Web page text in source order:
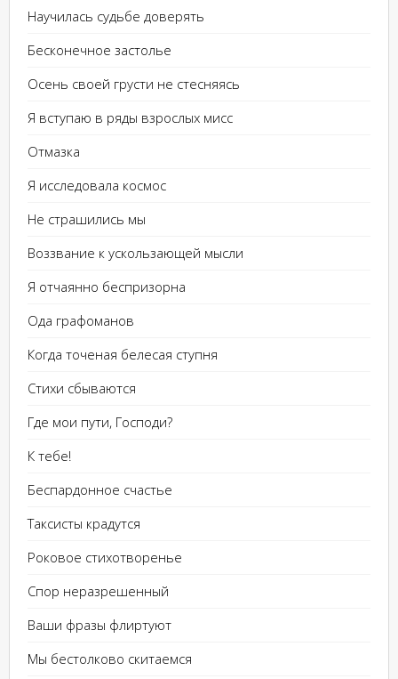
Научилась судьбе доверять
Бесконечное застолье
Осень своей грусти не стесняясь
Я вступаю в ряды взрослых мисс
Отмазка
Я исследовала космос
Не страшились мы
Воззвание к ускользающей мысли
Я отчаянно беспризорна
Ода графоманов
Когда точеная белесая ступня
Стихи сбываются
Где мои пути, Господи?
К тебе!
Беспардонное счастье
Таксисты крадутся
Роковое стихотворенье
Спор неразрешенный
Ваши фразы флиртуют
Мы бестолково скитаемся